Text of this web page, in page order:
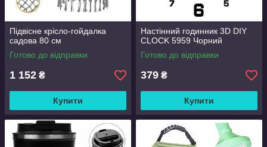
Підвісне крісло-гойдалка
садова 80 см
Готово до відправки
1 152 ₴
Купити
Настінний годинник 3D DIY
CLOCK 5959 Чорний
Готово до відправки
379 ₴
Купити